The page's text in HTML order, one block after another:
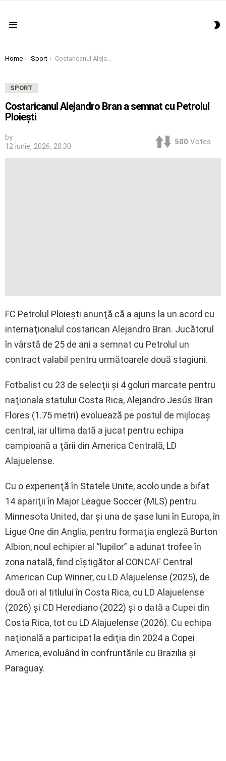
You are here:
Home Sport Costaricanul Alejandro Bran a semnat cu Petrolul Ploieşti
SPORT
Costaricanul Alejandro Bran a semnat cu Petrolul
Ploieşti
by
12 iunie, 2026, 20:30
500 Votes
FC Petrolul Ploieşti anunţă că a ajuns la un acord cu
internaţionalul costarican Alejandro Bran. Jucătorul
în vârstă de 25 de ani a semnat cu Petrolul un
contract valabil pentru următoarele două stagiuni.
Fotbalist cu 23 de selecţii şi 4 goluri marcate pentru
naţionala statului Costa Rica, Alejandro Jesús Bran
Flores (1.75 metri) evoluează pe postul de mijlocaş
central, iar ultima dată a jucat pentru echipa
campioană a ţării din America Centrală, LD
Alajuelense.
Cu o experienţă în Statele Unite, acolo unde a bifat
14 apariţii în Major League Soccer (MLS) pentru
Minnesota United, dar şi una de şase luni în Europa, în
Ligue One din Anglia, pentru formaţia engleză Burton
Albion, noul echipier al “lupilor” a adunat trofee în
zona natală, fiind cîştigător al CONCAF Central
American Cup Winner, cu LD Alajuelense (2025), de
două ori al titlului în Costa Rica, cu LD Alajuelense
(2026) şi CD Herediano (2022) şi o dată a Cupei din
Costa Rica, tot cu LD Alajuelense (2026). Cu echipa
naţională a participat la ediţia din 2024 a Copei
America, evoluând în confruntările cu Brazilia şi
Paraguay.